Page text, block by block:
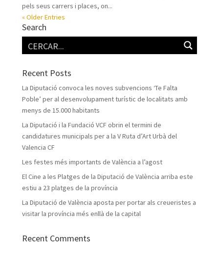
pels seus carrers i places, on...
« Older Entries
Search
Recent Posts
La Diputació convoca les noves subvencions ‘Te Falta
Poble’ per al desenvolupament turístic de localitats amb
menys de 15.000 habitants
La Diputació i la Fundació VCF obrin el termini de
candidatures municipals per a la V Ruta d’Art Urbà del
Valencia CF
Les festes més importants de València a l’agost
El Cine a les Platges de la Diputació de València arriba este
estiu a 23 platges de la província
La Diputació de València aposta per portar als creueristes a
visitar la província més enllà de la capital
Recent Comments